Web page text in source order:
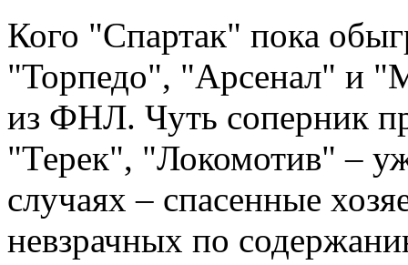
Кого "Спартак" пока
"Торпедо", "Арсенал" и
из ФНЛ. Чуть соперник
"Терек", "Локомотив" –
случаях – спасенные
невзрачных по